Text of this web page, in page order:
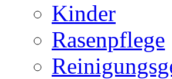
Kinder
Rasenpflege